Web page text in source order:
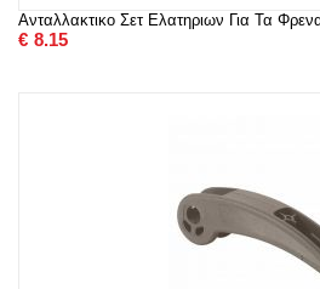
Ανταλλακτικο Σετ Ελατηριων Για Τα
€ 8.15